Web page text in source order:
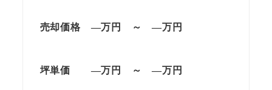
売却価格 —万円 ～—万円
坪単価 —万円 ～—万円